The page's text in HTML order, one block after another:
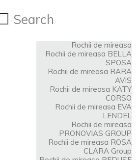
Search
Rochii de mireasa
Rochii de mireasa BELLA
SPOSA
Rochii de mireasa RARA
AVIS
Rochii de mireasa KATY
CORSO
Rochii de mireasa EVA
LENDEL
Rochii de mireasa
PRONOVIAS GROUP
Rochii de mireasa ROSA
CLARA Group